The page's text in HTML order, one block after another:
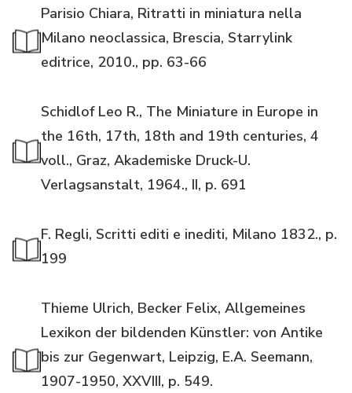
Parisio Chiara, Ritratti in miniatura nella
Milano neoclassica, Brescia, Starrylink
editrice, 2010., pp. 63-66
Schidlof Leo R., The Miniature in Europe in
the 16th, 17th, 18th and 19th centuries, 4
voll., Graz, Akademiske Druck-U.
Verlagsanstalt, 1964., II, p. 691
F. Regli, Scritti editi e inediti, Milano 1832., p.
199
Thieme Ulrich, Becker Felix, Allgemeines
Lexikon der bildenden Künstler: von Antike
bis zur Gegenwart, Leipzig, E.A. Seemann,
1907-1950, XXVIII, p. 549.